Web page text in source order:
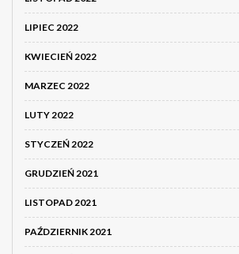
LIPIEC 2022
KWIECIEŃ 2022
MARZEC 2022
LUTY 2022
STYCZEŃ 2022
GRUDZIEŃ 2021
LISTOPAD 2021
PAŹDZIERNIK 2021